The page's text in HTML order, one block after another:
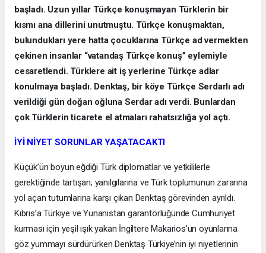
başladı. Uzun yıllar Türkçe konuşmayan Türklerin bir
kısmı ana dillerini unutmuştu. Türkçe konuşmaktan,
bulundukları yere hatta çocuklarına Türkçe ad vermekten
çekinen insanlar “vatandaş Türkçe konuş” eylemiyle
cesaretlendi. Türklere ait iş yerlerine Türkçe adlar
konulmaya başladı. Denktaş, bir köye Türkçe Serdarlı adı
verildiği gün doğan oğluna Serdar adı verdi. Bunlardan
çok Türklerin ticarete el atmaları rahatsızlığa yol açtı.
İYİ NİYET SORUNLAR YAŞATACAKTI
Küçük’ün boyun eğdiği Türk diplomatlar ve yetkililerle
gerektiğinde tartışan; yanılgılarına ve Türk toplumunun zararına
yol açan tutumlarına karşı çıkan Denktaş görevinden ayrıldı.
Kıbrıs’a Türkiye ve Yunanistan garantörlüğünde Cumhuriyet
kurması için yeşil ışık yakan İngiltere Makarios’un oyunlarına
göz yummayı sürdürürken Denktaş Türkiye’nin iyi niyetlerinin